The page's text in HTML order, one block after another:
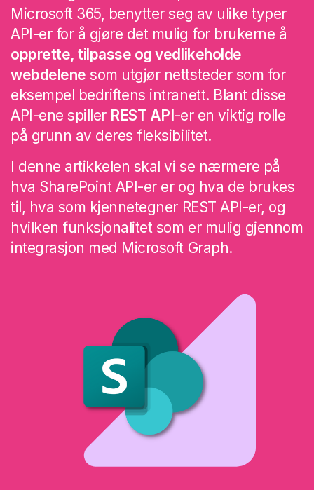
Microsoft 365, benytter seg av ulike typer
API-er for å gjøre det mulig for brukerne å
opprette, tilpasse og vedlikeholde
webdelene som utgjør nettsteder som for
eksempel bedriftens intranett. Blant disse
API-ene spiller REST API-er en viktig rolle
på grunn av deres fleksibilitet.
I denne artikkelen skal vi se nærmere på
hva SharePoint API-er er og hva de brukes
til, hva som kjennetegner REST API-er, og
hvilken funksjonalitet som er mulig gjennom
integrasjon med Microsoft Graph.